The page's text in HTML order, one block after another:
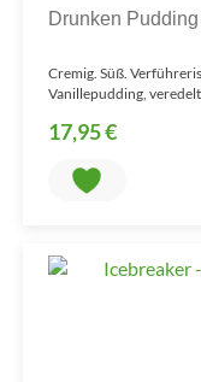
Drunken Pudding
Cremig. Süß.
Vanillepudding,
17,95 €